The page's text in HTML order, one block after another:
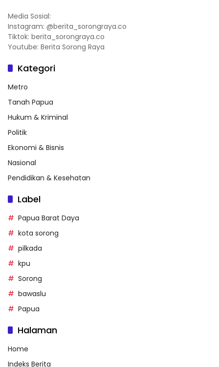
Media Sosial:
Instagram: @berita_sorongraya.co
Tiktok: berita_sorongraya.co
Youtube: Berita Sorong Raya
Kategori
Metro
Tanah Papua
Hukum & Kriminal
Politik
Ekonomi & Bisnis
Nasional
Pendidikan & Kesehatan
Label
Papua Barat Daya
kota sorong
pilkada
kpu
Sorong
bawaslu
Papua
Halaman
Home
Indeks Berita